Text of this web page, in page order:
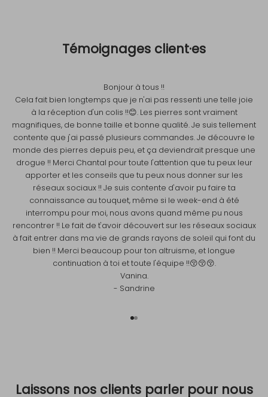
Témoignages client·es
Bonjour à tous !!
Cela fait bien longtemps que je n'ai pas ressenti une telle joie
à la réception d'un colis !!😊. Les pierres sont vraiment
magnifiques, de bonne taille et bonne qualité. Je suis tellement
contente que j'ai passé plusieurs commandes. Je découvre le
monde des pierres depuis peu, et ça deviendrait presque une
drogue !! Merci Chantal pour toute l'attention que tu peux leur
apporter et les conseils que tu peux nous donner sur les
réseaux sociaux !! Je suis contente d'avoir pu faire ta
connaissance au touquet, même si le week-end à été
interrompu pour moi, nous avons quand même pu nous
rencontrer !! Le fait de t'avoir découvert sur les réseaux sociaux
à fait entrer dans ma vie de grands rayons de soleil qui font du
bien !! Merci beaucoup pour ton altruisme, et longue
continuation à toi et toute l'équipe !!😚😚😚.
Vanina.
- Sandrine
Aller à l'élément 1
Aller à l'élément 2
Laissons nos clients parler pour nous